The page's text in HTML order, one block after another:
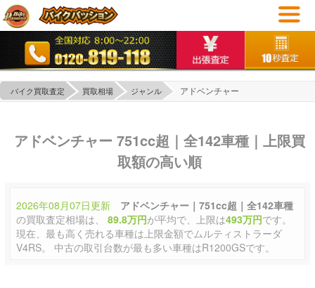
バイク買取査定 買取相場 ジャンル アドベンチャー
アドベンチャー 751cc超｜全142車種｜上限買
取額の高い順
2026年08月07日更新
アドベンチャー｜751cc超｜全142車種
の買取査定相場は、89.8万円が平均で、上限は493万円です。
現在、最も高く売れる車種は上限金額でムルティストラーダ
V4RS。 中古の取引台数が最も多い車種はR1200GSです。